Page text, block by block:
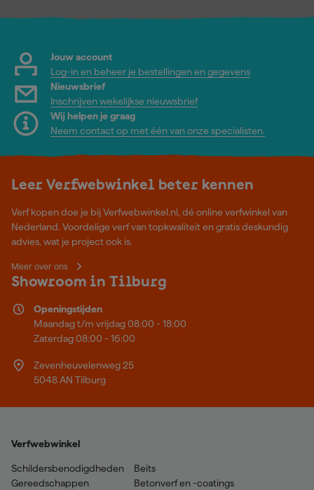
Jouw account
Log-in en beheer je bestellingen en gegevens
Nieuwsbrief
Inschrijven wekelijkse nieuwsbrief
Wij helpen je graag
Neem contact op met één van onze specialisten.
Leer Verfwebwinkel beter kennen
Verf kopen doe je bij Verfwebwinkel.nl, dé online verfwinkel van
Nederland. Voordelige verf van topkwaliteit en gratis deskundig
advies, wat je project ook is.
Meer over ons
Showroom in Tilburg
Openingstijden
Maandag t/m vrijdag 08:00 - 18:00
Zaterdag 08:00 - 16:00
Zevenheuvelenweg 25
5048 AN Tilburg
Verfwebwinkel
Schildersbenodigdheden
Gereedschappen
Beits
Betonverf en -coatings